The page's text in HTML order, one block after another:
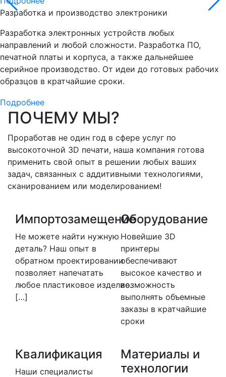
Разработка и производство электроники
Разработка электронных устройств любых
направлений и любой сложности. Разработка ПО,
печатной платы и корпуса, а также дальнейшее
серийное производство. От идеи до готовых рабочих
образцов в кратчайшие сроки.
Подробнее
ПОЧЕМУ МЫ?
Проработав не один год в сфере услуг по
высокоточной 3D печати, наша компания готова
применить свой опыт в решении любых ваших
задач, связанных с аддитивными технологиями,
сканированием или моделированием!
Импортозамещение
Не можете найти нужную
деталь? Наш опыт в
обратном проектировании
позволяет напечатать
любое пластиковое изделие.
[…]
Оборудование
Новейшие 3D
принтеры
обеспечивают
высокое качество и
возможность
выполнять объемные
заказы в кратчайшие
сроки
Квалификация
Наши специалисты
Материалы и
технологии